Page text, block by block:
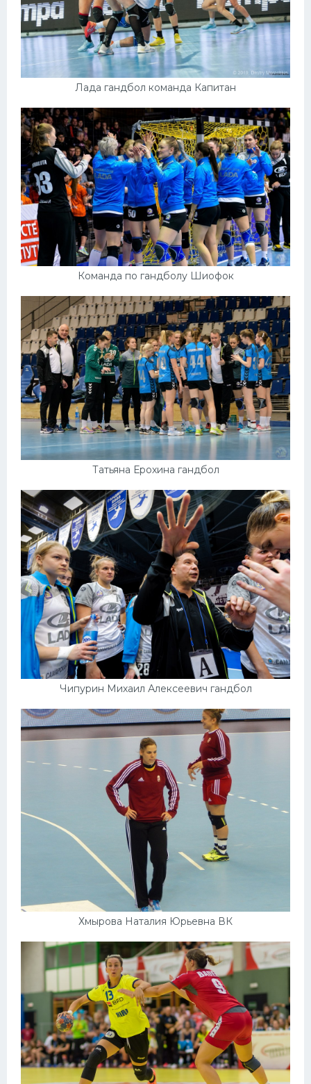
Лада гандбол команда Капитан
Команда по гандболу Шиофок
Татьяна Ерохина гандбол
Чипурин Михаил Алексеевич гандбол
Хмырова Наталия Юрьевна ВК